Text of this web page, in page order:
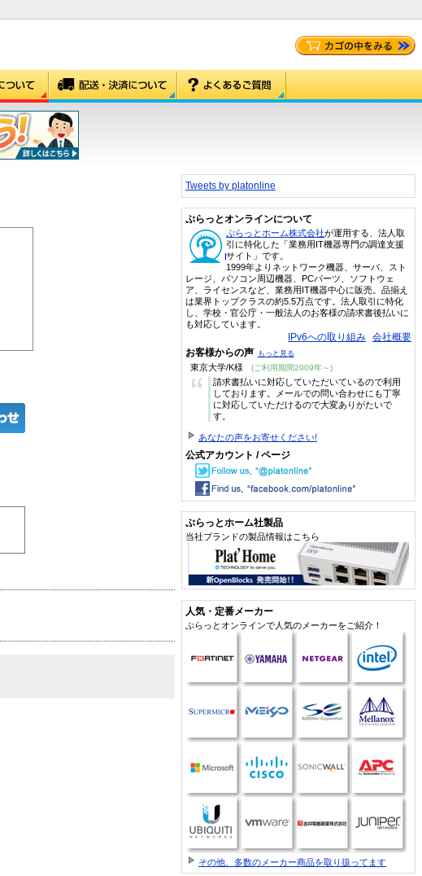
Tweets by platonline
ぷらっとオンラインについて
ぷらっとホーム株式会社が運用する、法人取
引に特化した「業務用IT機器専門の調達支援
サイト」です。
1999年よりネットワーク機器、サーバ、スト
レージ、パソコン周辺機器、PCパーツ、ソフトウェ
ア、ライセンスなど、業務用IT機器中心に販売。品揃え
は業界トップクラスの約5.5万点です。法人取引に特化
し、学校・官公庁・一般法人のお客様の請求書後払いに
も対応しています。
IPv6への取り組み 会社概要
お客様からの声 もっと見る
東京大学/K様 (ご利用期間2009年～)
“
請求書払いに対応していただいているので利用
しております。メールでの問い合わせにも丁寧
に対応していただけるので大変ありがたいで
す。
あなたの声をお寄せください!
公式アカウント / ページ
ぷらっとホーム社製品
当社ブランドの製品情報はこちら
人気・定番メーカー
ぷらっとオンラインで人気のメーカーをご紹介！
その他、多数のメーカー商品を取り扱ってます